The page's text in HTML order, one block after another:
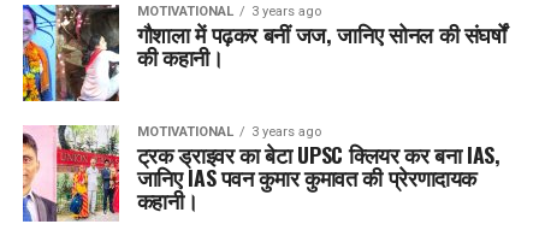
MOTIVATIONAL 3 years ago
गौशाला में पढ़कर बनीं जज, जानिए सोनल की संघर्षों
की कहानी।
MOTIVATIONAL 3 years ago
ट्रक ड्राइवर का बेटा UPSC क्लियर कर बना IAS,
जानिए IAS पवन कुमार कुमावत की प्रेरणादायक
कहानी।